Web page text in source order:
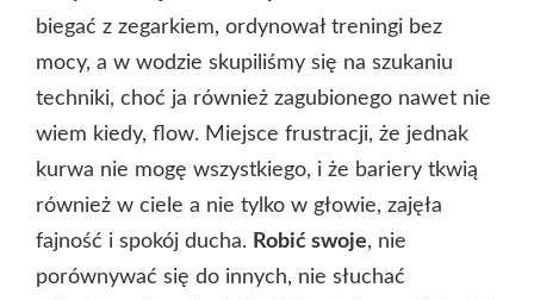
biegać z zegarkiem, ordynował treningi bez
mocy, a w wodzie skupiliśmy się na szukaniu
techniki, choć ja również zagubionego nawet nie
wiem kiedy, flow. Miejsce frustracji, że jednak
kurwa nie mogę wszystkiego, i że bariery tkwią
również w ciele a nie tylko w głowie, zajęła
fajność i spokój ducha. Robić swoje, nie
porównywać się do innych, nie słuchać